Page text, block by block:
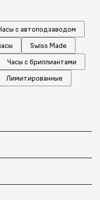
с автоподзаводом
Swiss Made
Часы с бриллиантами
Лимитированные